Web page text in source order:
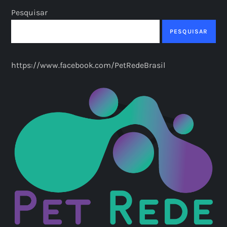
n
ç
d
e
p
o
Pesquisar
PESQUISAR
https://www.facebook.com/PetRedeBrasil